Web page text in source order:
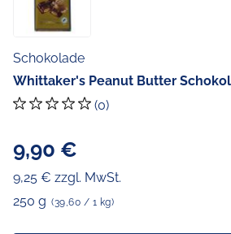
Schokolade
Whittaker's Peanut Butter
(0)
9,90 €
9,25 € zzgl. MwSt.
250 g (39,60 / 1 kg)